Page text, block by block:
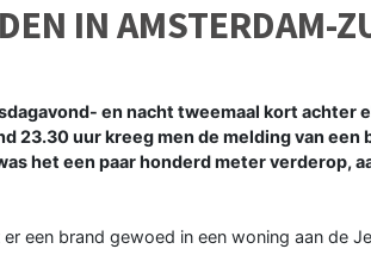
IN AMSTERDAM-
en nacht tweemaal kort achter
23.30 uur kreeg men de melding van een
het een paar honderd meter verderop,
een brand gewoed in een woning aan de